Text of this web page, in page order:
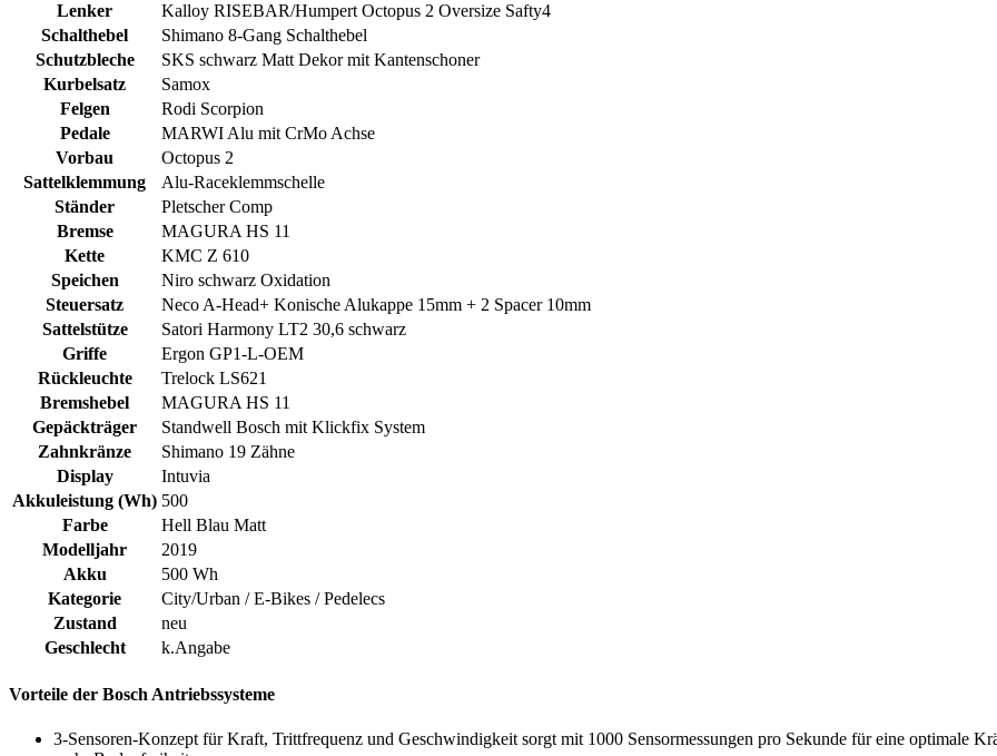
Lenker
Kalloy RISEBAR/Humpert Octopus 2 Oversize Safty4
Schalthebel
Shimano 8-Gang Schalthebel
Schutzbleche
SKS schwarz Matt Dekor mit Kantenschoner
Kurbelsatz
Samox
Felgen
Rodi Scorpion
Pedale
MARWI Alu mit CrMo Achse
Vorbau
Octopus 2
Sattelklemmung
Alu-Raceklemmschelle
Ständer
Pletscher Comp
Bremse
MAGURA HS 11
Kette
KMC Z 610
Speichen
Niro schwarz Oxidation
Steuersatz
Neco A-Head+ Konische Alukappe 15mm + 2 Spacer 10mm
Sattelstütze
Satori Harmony LT2 30,6 schwarz
Griffe
Ergon GP1-L-OEM
Rückleuchte
Trelock LS621
Bremshebel
MAGURA HS 11
Gepäckträger
Standwell Bosch mit Klickfix System
Zahnkränze
Shimano 19 Zähne
Display
Intuvia
Akkuleistung (Wh) 500
Farbe
Hell Blau Matt
Modelljahr
2019
Akku
500 Wh
Kategorie
City/Urban / E-Bikes / Pedelecs
Zustand
neu
Geschlecht
k.Angabe
Vorteile der Bosch Antriebssysteme
3-Sensoren-Konzept für Kraft, Trittfrequenz und Geschwindigkeit sorgt mit 1000 Sensormessungen pro Sekunde für eine optimale